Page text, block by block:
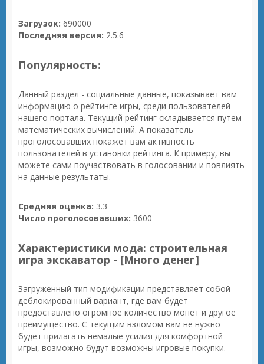
Загрузок: 690000
Последняя версия: 2.5.6
Популярность:
Данный раздел - социальные данные, показывает вам
информацию о рейтинге игры, среди пользователей
нашего портала. Текущий рейтинг складывается путем
математических вычислений. А показатель
проголосовавших покажет вам активность
пользователей в установки рейтинга. К примеру, вы
можете сами поучаствовать в голосовании и повлиять
на данные результаты.
Средняя оценка: 3.3
Число проголосовавших: 3600
Характеристики мода: строительная
игра экскаватор - [Много денег]
Загруженный тип модификации представляет собой
деблокированный вариант, где вам будет
предоставлено огромное количество монет и другое
преимущество. С текущим взломом вам не нужно
будет прилагать немалые усилия для комфортной
игры, возможно будут возможны игровые покупки.